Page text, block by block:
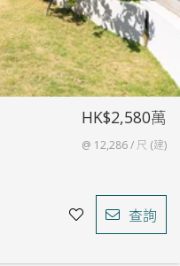
HK$2,580萬
@ 12,286 / 尺 (建)
查詢